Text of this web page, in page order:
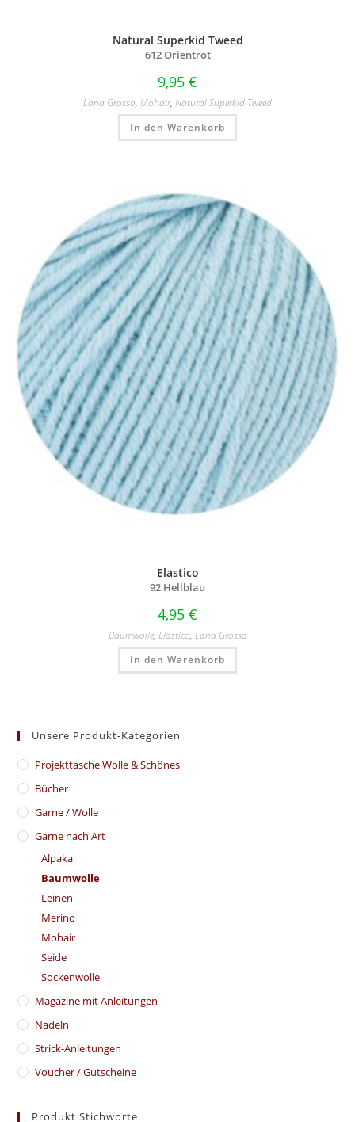
Natural Superkid Tweed
612 Orientrot
9,95 €
Lana Grossa, Mohair, Natural Superkid Tweed
In den Warenkorb
Elastico
92 Hellblau
4,95 €
Baumwolle, Elastico, Lana Grossa
In den Warenkorb
Unsere Produkt-Kategorien
​Projekttasche Wolle & Schönes
Bücher
Garne / Wolle
Garne nach Art
Alpaka
Baumwolle
Leinen
Merino
Mohair
Seide
Sockenwolle
Magazine mit Anleitungen
Nadeln
Strick-Anleitungen
Voucher / Gutscheine
Produkt Stichworte